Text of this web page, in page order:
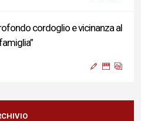
cordoglio e vicinanza al
modifiche temporanee alla
dei lavori di riqualificazione